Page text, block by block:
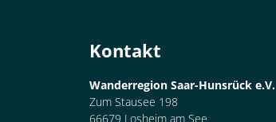
Kontakt
Wanderregion Saar-Hunsrück e.V.
Zum Stausee 198
66679 Losheim am See